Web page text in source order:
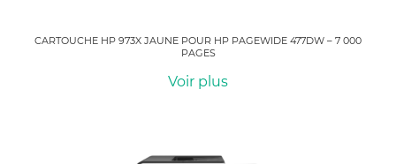
CARTOUCHE HP 973X JAUNE POUR HP PAGEWIDE 477DW – 7 000
PAGES
Voir plus